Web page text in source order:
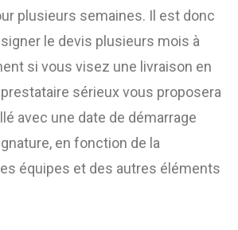
plusieurs semaines. Il est donc
le devis plusieurs mois à
si vous visez une livraison en
sérieux vous proposera
avec une date de démarrage
en fonction de la
équipes et des autres éléments